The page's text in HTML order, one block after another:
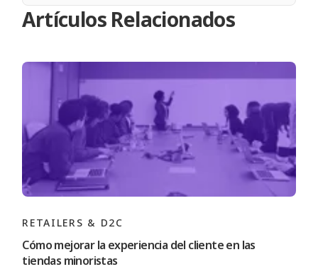
Artículos Relacionados
RETAILERS & D2C
Cómo mejorar la experiencia del cliente en las
tiendas minoristas